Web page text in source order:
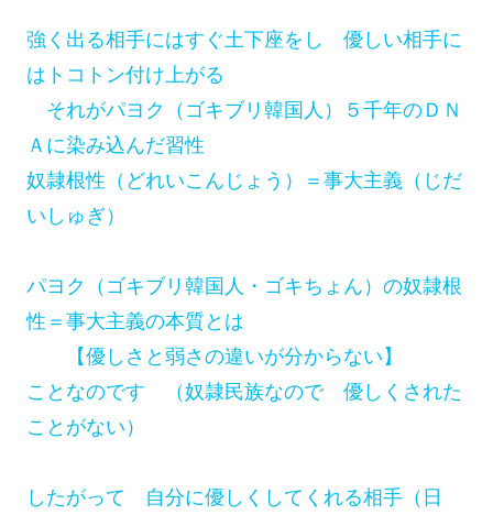
強く出る相手にはすぐ土下座をし 優しい相手に
はトコトン付け上がる
それがパヨク（ゴキブリ韓国人）５千年のＤＮ
Ａに染み込んだ習性
奴隷根性（どれいこんじょう）＝事大主義（じだ
いしゅぎ）
パヨク（ゴキブリ韓国人・ゴキちょん）の奴隷根
性＝事大主義の本質とは
【優しさと弱さの違いが分からない】
ことなのです （奴隷民族なので 優しくされた
ことがない）
したがって 自分に優しくしてくれる相手（日